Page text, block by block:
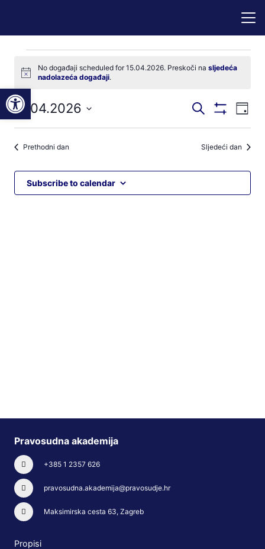
Događaji
for
15.04.2026
Notice
No događaji scheduled for 15.04.2026. Preskoči nasljedeća
nadolazeća događaji.
Događaji
pretraga
Pretraži
Filtere
Dan
15.04.2026
Odaberite
datum.
Prethodni dan Sljedeći dan
Subscribe to calendar
Pravosudna akademija
+385 1 2357 626
pravosudna.akademija@pravosudje.hr
Maksimirska cesta 63, Zagreb
Propisi
Open toolbar